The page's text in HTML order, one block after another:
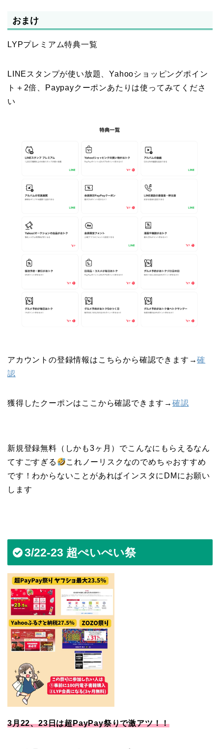
おまけ
LYPプレミアム特典一覧
LINEスタンプが使い放題、Yahooショッピングポイン
ト＋2倍、Paypayクーポンあたりは使ってみてくださ
い
アカウントの登録情報はこちらから確認できます→確
認
獲得したクーポンはここから確認できます→ 確認
新規登録無料（しかも3ヶ月）でこんなにもらえるなん
てすごすぎる
これノーリスクなのでめちゃおすすめ
です！わからないことがあればインスタにDMにお願い
します
3/22-23 超ぺいぺい祭
3月22、23日は超PayPay祭りで激アツ！！